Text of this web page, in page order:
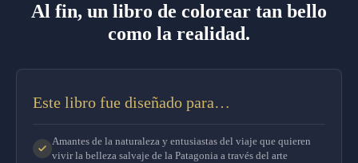
Al fin, un libro de colorear tan bello
como la realidad.
Este libro fue diseñado para…
Amantes de la naturaleza y entusiastas del viaje que quieren
vivir la belleza salvaje de la Patagonia a través del arte